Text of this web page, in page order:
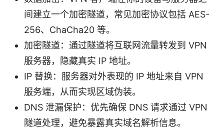
间建立一个加密隧道，常见加密协议包括 AES-
256、ChaCha20 等。
加密隧道：通过隧道将互联网流量转发到 VPN
服务器，隐藏真实 IP 地址。
IP 替换：服务器对外表现的 IP 地址来自 VPN
服务端，从而实现区域伪装。
DNS 泄漏保护：优先确保 DNS 请求通过 VPN
隧道处理，避免暴露真实域名解析信息。